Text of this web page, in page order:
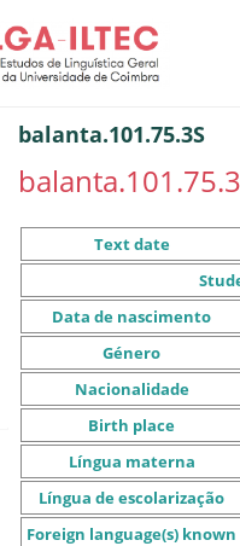
balanta.101.75.3S
Text date
Data de nascimento
Género
Nacionalidade
Birth place
Língua materna
Língua de escolarização
Foreign language(s) known